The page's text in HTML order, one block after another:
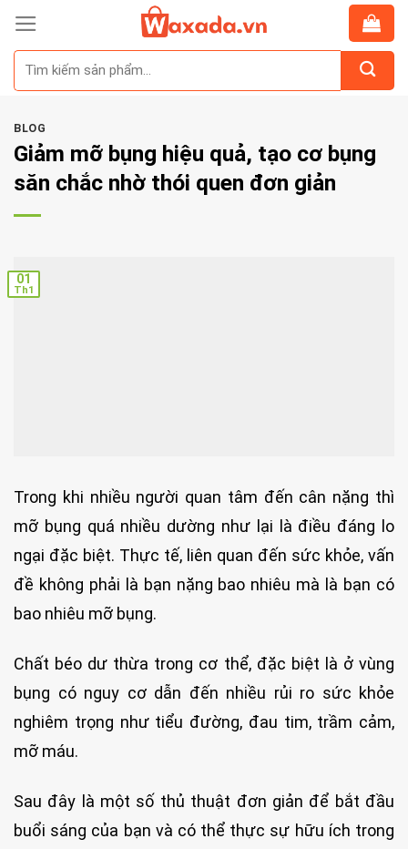
Skip
content
BLOG
Giảm mỡ bụng hiệu quả, tạo cơ bụng
săn chắc nhờ thói quen đơn giản
01
Th1
Trong khi nhiều người quan tâm đến cân nặng thì
mỡ bụng quá nhiều dường như lại là điều đáng lo
ngại đặc biệt. Thực tế, liên quan đến sức khỏe, vấn
đề không phải là bạn nặng bao nhiêu mà là bạn có
bao nhiêu mỡ bụng.
Chất béo dư thừa trong cơ thể, đặc biệt là ở vùng
bụng có nguy cơ dẫn đến nhiều rủi ro sức khỏe
nghiêm trọng như tiểu đường, đau tim, trầm cảm,
mỡ máu.
Sau đây là một số thủ thuật đơn giản để bắt đầu
buổi sáng của bạn và có thể thực sự hữu ích trong